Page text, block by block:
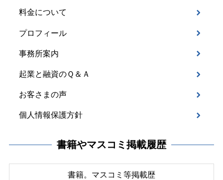
料金について
プロフィール
事務所案内
起業と融資のＱ＆Ａ
お客さまの声
個人情報保護方針
書籍やマスコミ掲載履歴
書籍。マスコミ等掲載歴